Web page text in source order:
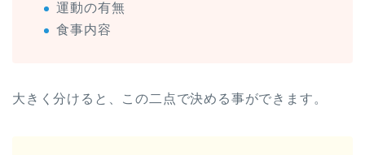
運動の有無
食事内容
大きく分けると、この二点で決める事ができます。